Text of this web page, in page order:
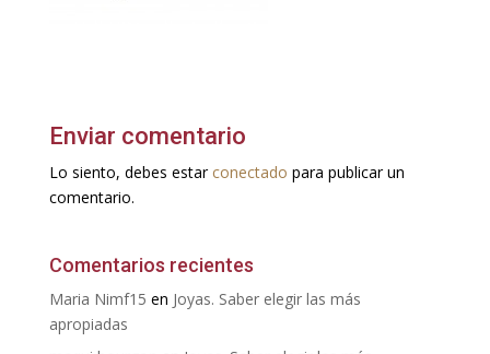
Enviar comentario
Lo siento, debes estar conectado para publicar un
comentario.
Comentarios recientes
Maria Nimf15 en Joyas. Saber elegir las más
apropiadas